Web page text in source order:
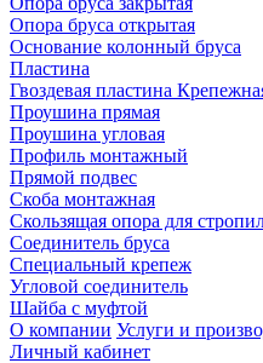
Опора бруса открытая
Основание колонный бруса
Пластина
Гвоздевая пластина
Проушина прямая
Проушина угловая
Профиль монтажный
Прямой подвес
Скоба монтажная
Скользящая опора для
Соединитель бруса
Специальный крепеж
Угловой соединитель
Шайба с муфтой
О компании Услуги и
Личный кабинет